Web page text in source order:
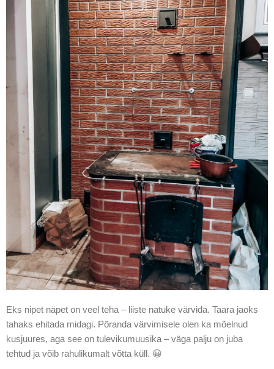
Eks nipet näpet on veel teha – liiste natuke värvida. Taara jaoks
tahaks ehitada midagi. Põranda värvimisele olen ka mõelnud
kusjuures, aga see on tulevikumuusika – väga palju on juba
tehtud ja võib rahulikumalt võtta küll. 😀